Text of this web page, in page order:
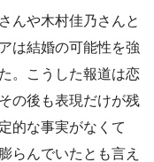
んや木村佳乃さんと
は結婚の可能性を強
。こうした報道は恋
の後も表現だけが残
的な事実がなくて
らんでいたとも言え